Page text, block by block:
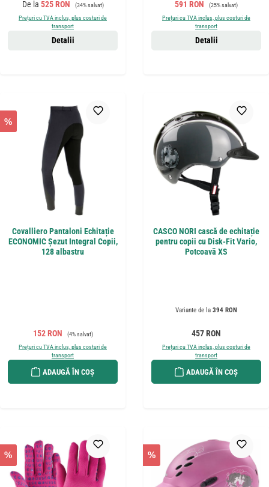
Preț de vânzare:
De la 525 RON Preț obișnuit:
(34% salvat)
Prețuri cu TVA inclus, plus costuri de
transport
Detalii
Preț de vânzare:
591 RON Preț obișnuit:
(25% salvat)
Prețuri cu TVA inclus, plus costuri de
transport
Detalii
%
Covalliero Pantaloni Echitație
ECONOMIC Șezut Integral Copii,
128 albastru
Preț de vânzare:
152 RON Preț obișnuit:
(4% salvat)
Prețuri cu TVA inclus, plus costuri de
transport
ADAUGĂ ÎN COȘ
CASCO NORI cască de echitație
pentru copii cu Disk-Fit Vario,
Potcoavă XS
Variante de la 394 RON
Preț obișnuit:
457 RON
Prețuri cu TVA inclus, plus costuri de
transport
ADAUGĂ ÎN COȘ
% %